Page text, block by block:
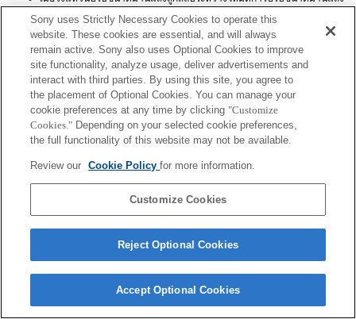
ภาพเคลื่อนไหว การบันทึกนั้นจะหยุดลง
ถ้าคุณหมุนวงแหวนปรับขนาดม่านแสง จะไม่มีการยืดเวลาก่อนประหยัด
พลังงานออกไป
เมื่อวงแหวนปรับขนาดม่านแสงถูกตั้งเป็นโหมดแมนนวล การควบคุมฉาก
หลังพร่ามัวในการสร้างสรรค์ภาพถ่ายจะทำงานไม่ถูกต้อง แต่หน้าจอจะแสดง
เหมือนกับที่ทำตามปกติ
ชื่อเลนส์ Exif จะไม่ได้รับการบันทึกอย่างถูกต้อง
Copyright 2026 Sony Corporation
Sony uses Strictly Necessary Cookies to operate this
website. These cookies are essential, and will always
remain active. Sony also uses Optional Cookies to improve
site functionality, analyze usage, deliver advertisements and
interact with third parties. By using this site, you agree to
the placement of Optional Cookies. You can manage your
cookie preferences at any time by clicking "Customize
Cookies." Depending on your selected cookie preferences,
the full functionality of this website may not be available.
Review our Cookie Policyfor more information.
Customize Cookies
Reject Optional Cookies
Accept Optional Cookies